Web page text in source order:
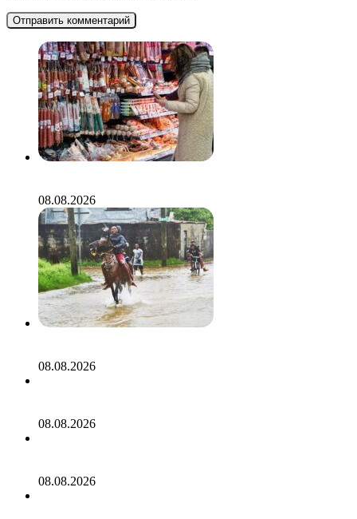
08.08.2026
08.08.2026
08.08.2026
08.08.2026